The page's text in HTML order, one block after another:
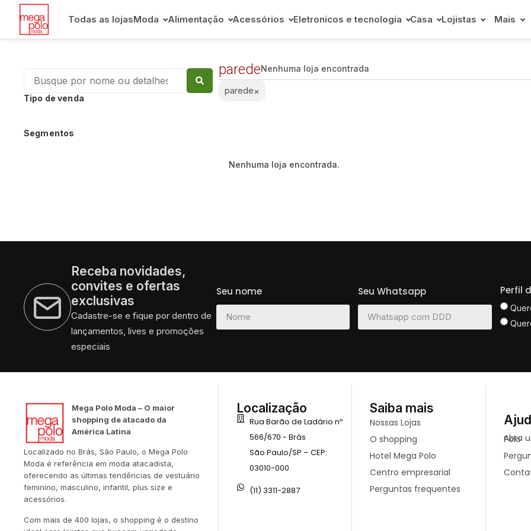
Todas as lojasModa Alimentação Acessórios Eletronicos e tecnologia Casa Lojistas Mais
Tipo de venda
Segmentos
paredeNenhuma loja encontrada
parede×
Nenhuma loja encontrada.
Receba novidades,
convites e ofertas
exclusivas
Cadastre-se e fique por dentro de
lançamentos, lives e promoções
especiais
Seu nome Seu Whatsapp Perfil
Mega Polo Moda – O maior
shopping de atacado da
América Latina
Localizado no Brás, São Paulo, o Mega Polo
Moda é referência em moda atacadista,
oferecendo as últimas tendências de vestuário
feminino, masculino, infantil, plus size e
acessórios.
Com mais de 400 lojas, o shopping é o destino
Localização
Rua Barão de Ladário nº
566/670 - Brás
São Paulo/SP – CEP:
03010-000.
(11) 3311-2887
Saiba mais
Nossas Lojas
O shopping
Hotel Mega Polo
Centro empresarial
Perguntas frequentes
Abra uma loja no mega Polo